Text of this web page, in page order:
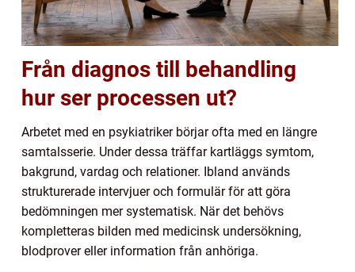
Från diagnos till behandling
hur ser processen ut?
Arbetet med en psykiatriker börjar ofta med en längre
samtalsserie. Under dessa träffar kartläggs symtom,
bakgrund, vardag och relationer. Ibland används
strukturerade intervjuer och formulär för att göra
bedömningen mer systematisk. När det behövs
kompletteras bilden med medicinsk undersökning,
blodprover eller information från anhöriga.